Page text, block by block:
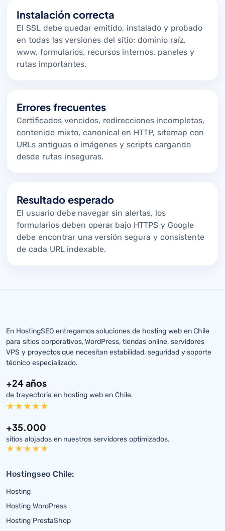
Instalación correcta
El SSL debe quedar emitido, instalado y probado
en todas las versiones del sitio: dominio raíz,
www, formularios, recursos internos, paneles y
rutas importantes.
Errores frecuentes
Certificados vencidos, redirecciones incompletas,
contenido mixto, canonical en HTTP, sitemap con
URLs antiguas o imágenes y scripts cargando
desde rutas inseguras.
Resultado esperado
El usuario debe navegar sin alertas, los
formularios deben operar bajo HTTPS y Google
debe encontrar una versión segura y consistente
de cada URL indexable.
En HostingSEO entregamos soluciones de hosting web en Chile
para sitios corporativos, WordPress, tiendas online, servidores
VPS y proyectos que necesitan estabilidad, seguridad y soporte
técnico especializado.
+24 años
de trayectoria en hosting web en Chile.
+35.000
sitios alojados en nuestros servidores optimizados.
Hostingseo Chile:
Hosting
Hosting WordPress
Hosting PrestaShop